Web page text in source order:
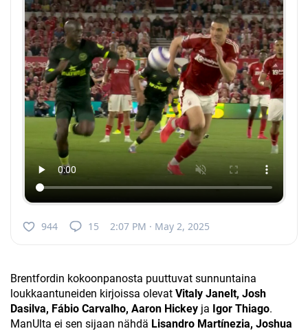
944 15 2:07 PM · May 2, 2025
Brentfordin kokoonpanosta puuttuvat sunnuntaina
loukkaantuneiden kirjoissa olevat Vitaly Janelt, Josh
Dasilva, Fábio Carvalho, Aaron Hickey ja Igor Thiago.
ManUlta ei sen sijaan nähdä Lisandro Martínezia, Joshua